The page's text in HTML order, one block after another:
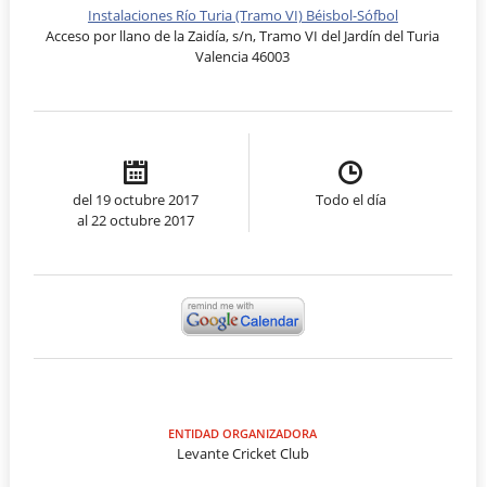
Instalaciones Río Turia (Tramo VI) Béisbol-Sófbol
Acceso por llano de la Zaidía, s/n, Tramo VI del Jardín del Turia
Valencia 46003
del 19 octubre 2017
al 22 octubre 2017
Todo el día
ENTIDAD ORGANIZADORA
Levante Cricket Club